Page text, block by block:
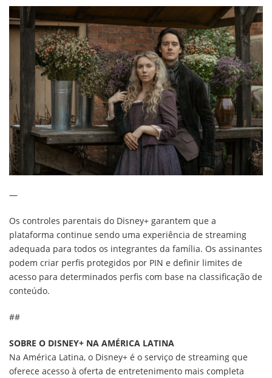
—
Os controles parentais do Disney+ garantem que a
plataforma continue sendo uma experiência de streaming
adequada para todos os integrantes da família. Os assinantes
podem criar perfis protegidos por PIN e definir limites de
acesso para determinados perfis com base na classificação de
conteúdo.
##
SOBRE O DISNEY+ NA AMÉRICA LATINA
Na América Latina, o Disney+ é o serviço de streaming que
oferece acesso à oferta de entretenimento mais completa